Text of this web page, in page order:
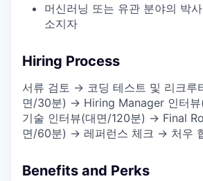
머신러닝 또는 유관 분야의 박
소지자
Hiring Process
서류 검토 → 코딩 테스트 및 리크루
면/30분) → Hiring Manager 인터
기술 인터뷰(대면/120분) → Final
면/60분) → 레퍼런스 체크 → 처우
Benefits and Perks